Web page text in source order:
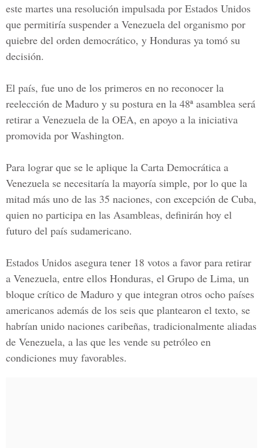
este martes una resolución impulsada por Estados Unidos
que permitiría suspender a Venezuela del organismo por
quiebre del orden democrático, y Honduras ya tomó su
decisión.
El país, fue uno de los primeros en no reconocer la
reelección de Maduro y su postura en la 48ª asamblea será
retirar a Venezuela de la OEA, en apoyo a la iniciativa
promovida por Washington.
Para lograr que se le aplique la Carta Democrática a
Venezuela se necesitaría la mayoría simple, por lo que la
mitad más uno de las 35 naciones, con excepción de Cuba,
quien no participa en las Asambleas, definirán hoy el
futuro del país sudamericano.
Estados Unidos asegura tener 18 votos a favor para retirar
a Venezuela, entre ellos Honduras, el Grupo de Lima, un
bloque crítico de Maduro y que integran otros ocho países
americanos además de los seis que plantearon el texto, se
habrían unido naciones caribeñas, tradicionalmente aliadas
de Venezuela, a las que les vende su petróleo en
condiciones muy favorables.